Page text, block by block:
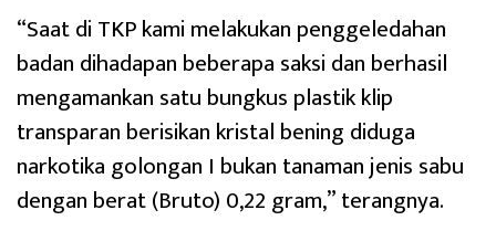
“Saat di TKP kami melakukan penggeledahan
badan dihadapan beberapa saksi dan berhasil
mengamankan satu bungkus plastik klip
transparan berisikan kristal bening diduga
narkotika golongan I bukan tanaman jenis sabu
dengan berat (Bruto) 0,22 gram,” terangnya.